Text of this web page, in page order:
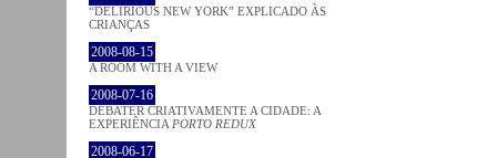
“DELIRIOUS NEW YORK” EXPLICADO ÀS
CRIANÇAS
2008-08-15
A ROOM WITH A VIEW
2008-07-16
DEBATER CRIATIVAMENTE A CIDADE: A
EXPERIÊNCIA PORTO REDUX
2008-06-17